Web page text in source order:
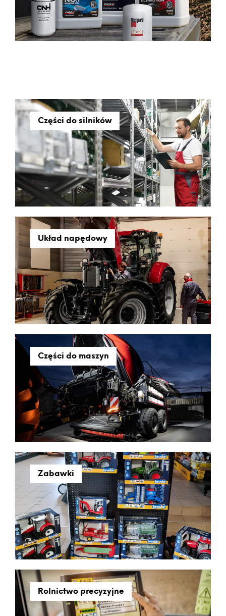
Części do silników
Układ napędowy
Części do maszyn
Zabawki
Rolnictwo precyzyjne